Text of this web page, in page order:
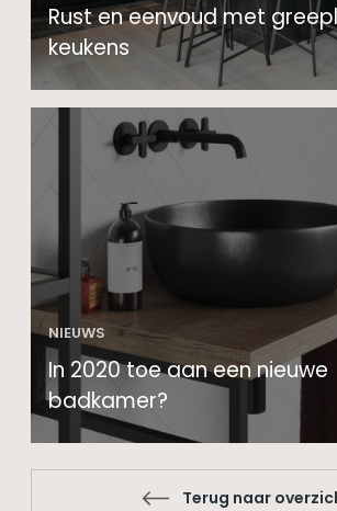
Rust en eenvoud met
keukens
NIEUWS
In 2020 toe aan een nieuwe
badkamer?
Terug naar